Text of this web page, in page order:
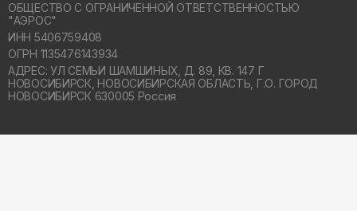
ОБЩЕСТВО С ОГРАНИЧЕННОЙ ОТВЕТСТВЕННОСТЬЮ
"АЭРОС"
ИНН 5406759408
ОГРН 1135476143934
АДРЕС: УЛ СЕМЬИ ШАМШИНЫХ, Д. 89, КВ. 147 Г
НОВОСИБИРСК, НОВОСИБИРСКАЯ ОБЛАСТЬ, Г.О. ГОРОД
НОВОСИБИРСК 630005 Россия